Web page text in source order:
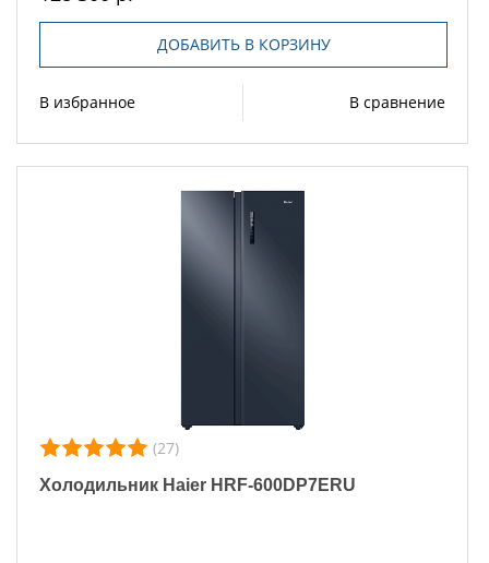
ДОБАВИТЬ В КОРЗИНУ
В избранное В сравнение
(27)
Холодильник Haier HRF-600DP7ERU